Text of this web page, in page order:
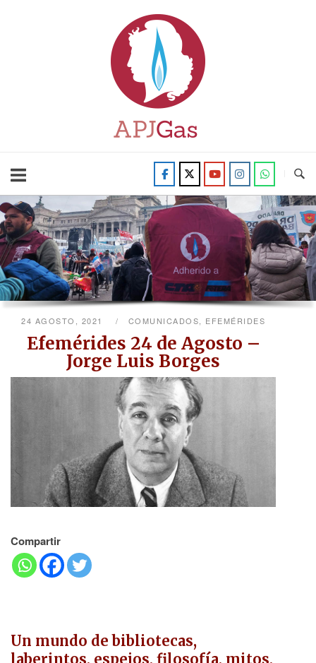
24 AGOSTO, 2021 COMUNICADOS, EFEMÉRIDES
Efemérides 24 de Agosto –
Jorge Luis Borges
Compartir
Un mundo de bibliotecas,
laberintos, espejos, filosofía, mitos,